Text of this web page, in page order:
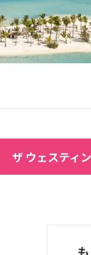
スロヴェニア
北マケドニア
ザ ウェスティ